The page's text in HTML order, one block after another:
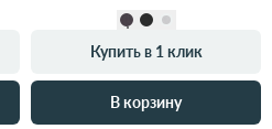
Купить в 1 клик
В корзину